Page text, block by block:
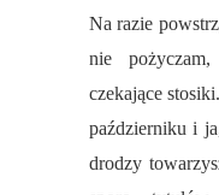
Na razie
nie
czekające
październiku i
drodzy